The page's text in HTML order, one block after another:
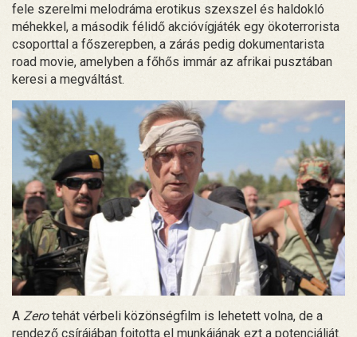
fele szerelmi melodráma erotikus szexszel és haldokló
méhekkel, a második félidő akcióvígjáték egy ökoterrorista
csoporttal a főszerepben, a zárás pedig dokumentarista
road movie, amelyben a főhős immár az afrikai pusztában
keresi a megváltást.
A Zerotehát vérbeli közönségfilm is lehetett volna, de a
rendező csírájában fojtotta el munkájának ezt a potenciálját.